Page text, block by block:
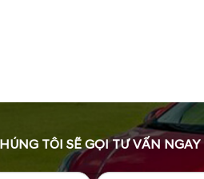
TÔI SẼ GỌI TƯ VẤN NGAY